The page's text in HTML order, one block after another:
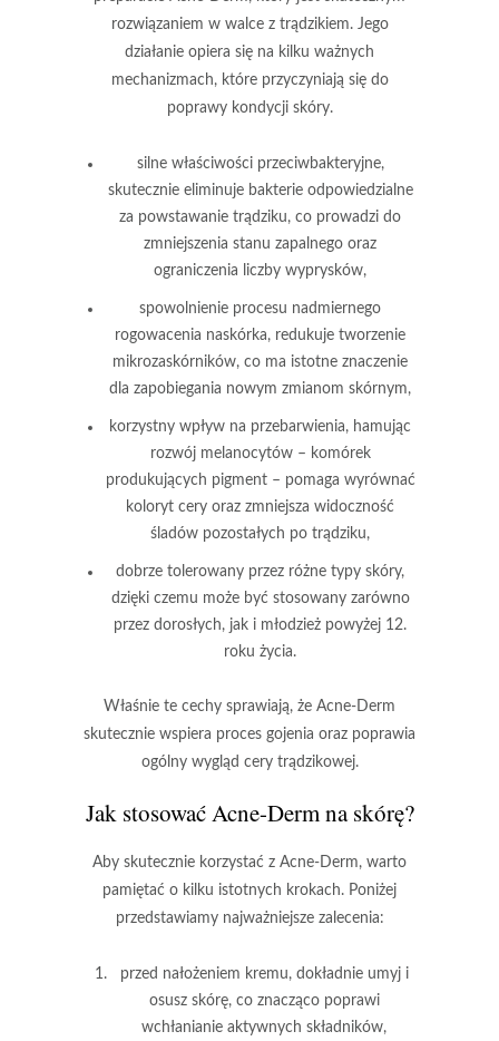
rozwiązaniem w walce z trądzikiem. Jego
działanie opiera się na kilku ważnych
mechanizmach, które przyczyniają się do
poprawy kondycji skóry.
silne właściwości przeciwbakteryjne,
skutecznie eliminuje bakterie odpowiedzialne
za powstawanie trądziku, co prowadzi do
zmniejszenia stanu zapalnego oraz
ograniczenia liczby wyprysków,
spowolnienie procesu nadmiernego
rogowacenia naskórka, redukuje tworzenie
mikrozaskórników, co ma istotne znaczenie
dla zapobiegania nowym zmianom skórnym,
korzystny wpływ na przebarwienia, hamując
rozwój melanocytów – komórek
produkujących pigment – pomaga wyrównać
koloryt cery oraz zmniejsza widoczność
śladów pozostałych po trądziku,
dobrze tolerowany przez różne typy skóry,
dzięki czemu może być stosowany zarówno
przez dorosłych, jak i młodzież powyżej 12.
roku życia.
Właśnie te cechy sprawiają, że Acne-Derm
skutecznie wspiera proces gojenia oraz poprawia
ogólny wygląd cery trądzikowej.
Jak stosować Acne-Derm na skórę?
Aby skutecznie korzystać z Acne-Derm, warto
pamiętać o kilku istotnych krokach. Poniżej
przedstawiamy najważniejsze zalecenia:
przed nałożeniem kremu, dokładnie umyj i
osusz skórę, co znacząco poprawi
wchłanianie aktywnych składników,